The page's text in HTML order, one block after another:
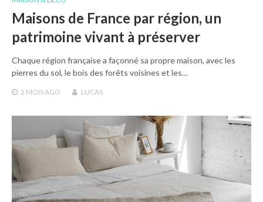
Maisons de France par région, un
patrimoine vivant à préserver
Chaque région française a façonné sa propre maison, avec les
pierres du sol, le bois des forêts voisines et les…
2 MOISAGO LUCAS